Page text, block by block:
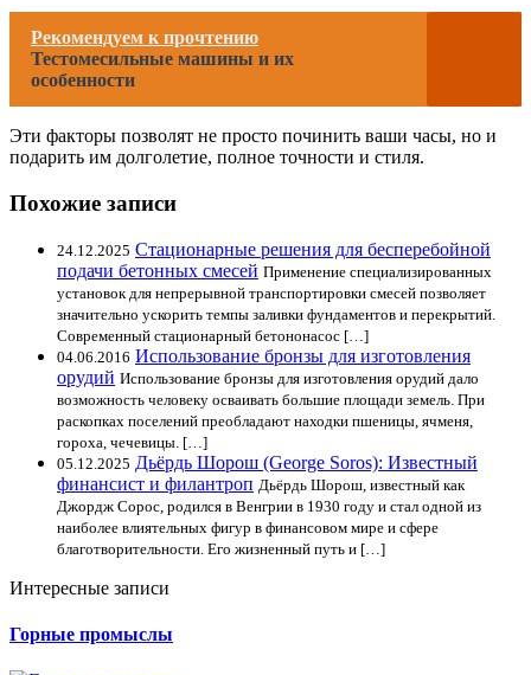
Рекомендуем к прочтению
Тестомесильные машины и их
особенности
Эти факторы позволят не просто починить ваши часы, но и
подарить им долголетие, полное точности и стиля.
Похожие записи
24.12.2025 Стационарные решения для бесперебойной
подачи бетонных смесей Применение специализированных
установок для непрерывной транспортировки смесей позволяет
значительно ускорить темпы заливки фундаментов и перекрытий.
Современный стационарный бетононасос […]
04.06.2016 Использование бронзы для изготовления
орудий Использование бронзы для изготовления орудий дало
возможность человеку осваивать большие площади земель. При
раскопках поселений преобладают находки пшеницы, ячменя,
гороха, чечевицы. […]
05.12.2025 Дьёрдь Шорош (George Soros): Известный
финансист и филантроп Дьёрдь Шорош, известный как
Джордж Сорос, родился в Венгрии в 1930 году и стал одной из
наиболее влиятельных фигур в финансовом мире и сфере
благотворительности. Его жизненный путь и […]
Интересные записи
Горные промыслы